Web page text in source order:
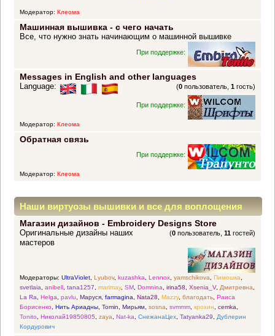
Модератор: Клеома
Машинная вышивка - с чего начать
Все, что нужно знать начинающим о машинной вышивке
При поддержке:
Messages in English and other languages
(0 пользователь,1 гость)
Language:
При поддержке:
Модератор: Клеома
Обратная связь
При поддержке:
Модератор: Клеома
Наши виртуозы вышивки и все для воплощения
прекрасных идей
Магазин дизайнов - Embroidery Designs Store
(0 пользователь,11 гостей)
Оригинальные дизайны наших
мастеров
Модераторы: UltraViolet, Lyubov, kuzashka, Lennox, yamschikova, Пимошка,
svetlaia, anibell, tana1257, marimay, SM, Domnina, irina58, Xsenia_V, Дмитревна,
La Ra, Helga, pavlu, Маруся, farmagina, Nata28, Mazzy, благодать, Раиса
Борисенко, Нить Ариадны, Tomin, Мирьям, sosna, svmmm, крохин, cemka,
Tonito, Николай19850805, zaya, Nat-ka, СнежанаЦех, Tatyanka29, Дублерин
Кордурович